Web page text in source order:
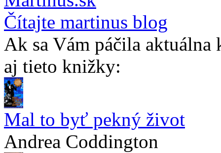
Čítajte martinus blog
Ak sa Vám páčila
aj tieto knižky:
Mal to byť pekný život
Andrea Coddington